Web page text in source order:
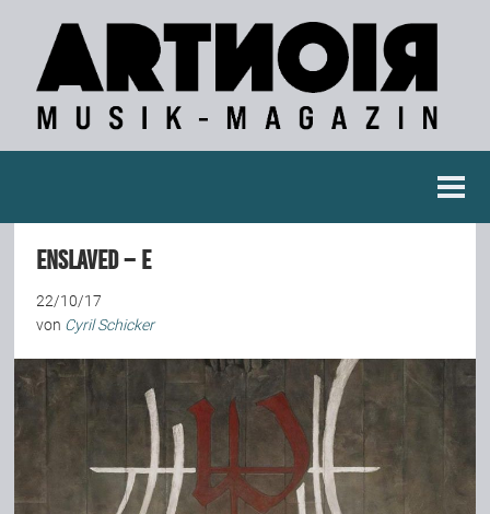
Konzertberichte
Fotoreportagen
Interviews
Weitere Berichte
Enslaved – E
22/10/17
von Cyril Schicker